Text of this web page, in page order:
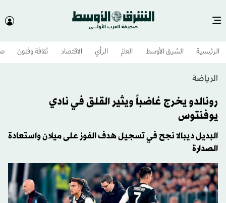
الرئيسية الشرق الأوسط​ العالم الرأي الاقتصاد ثقافة وفنون
الرياضة
رونالدو يخرج غاضباً ويثير القلق في نادي
يوفنتوس
البديل ديبالا نجح في تسجيل هدف الفوز على ميلان واستعادة
الصدارة